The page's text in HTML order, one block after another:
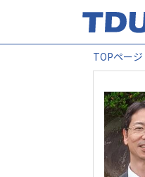
TOPページ